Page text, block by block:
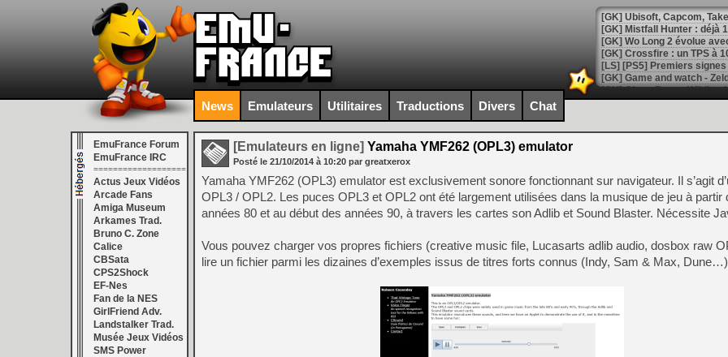
[GK] Mistfall Hunter : déjà
[GK] Wo Long 2 évolue
[GK] Crossfire : un TPS à
[LS] [PS5] Premiers
[Mo5] DOOM arrive en
[GK] Bethesda fête les 30
[GK] Roblox : l'action en
[GK] Agenda - GeForce
[LS] [PS5] ps5-y2jb-
[GK] Pourquoi Marvel
[GK] Test : Restory : Chill
[GK] GTA 6 : Rockstar
[GK] Hot Wheels Infinite
[GK] Mémoire cash -
[GK] Résultats Nintendo :
News Emulateurs Utilitaires Traductions Divers Chat
EmuFrance Forum
EmuFrance IRC
===================
Actus Jeux Vidéos
Arcade Fans
Amiga Museum
Arkames Trad.
Bruno C. Zone
Calice
CBSata
CPS2Shock
EF-Nes
Fan de la NES
GirlFriend Adv.
Landstalker Trad.
Musée Jeux Vidéos
SMS Power
[Emulateurs en ligne] Yamaha YMF262 (OPL3) emulator
Posté le 21/10/2014 à 10:20 par greatxerox
Yamaha YMF262 (OPL3) emulator est exclusivement sonore fonctionnant sur navigateur. Il s’agit
OPL3 / OPL2. Les puces OPL3 et OPL2 ont été largement utilisées dans la musique de jeu à partir
années 80 et au début des années 90, à travers les cartes son Adlib et Sound Blaster. Nécessite
Vous pouvez charger vos propres fichiers (creative music file, Lucasarts adlib audio, dosbox raw
lire un fichier parmi les dizaines d’exemples issus de titres forts connus (Indy, Sam & Max,